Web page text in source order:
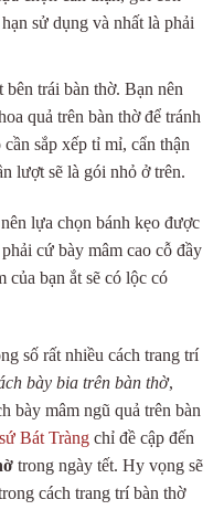
sử dụng và nhất là phải
trái bàn thờ. Bạn nên
quả trên bàn thờ để tránh
sắp xếp tỉ mỉ, cẩn thận
lượt sẽ là gói nhỏ ở trên.
lựa chọn bánh kẹo được
cứ bày mâm cao cỗ đầy
của bạn ắt sẽ có lộc có
số rất nhiều cách trang trí
bày bia trên bàn thờ,
bày mâm ngũ quả trên bàn
Bát Tràng chỉ đề cập đến
trong ngày tết. Hy vọng sẽ
cách trang trí bàn thờ